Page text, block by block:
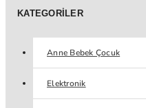
KATEGORILER
Anne Bebek Çocuk
Elektronik